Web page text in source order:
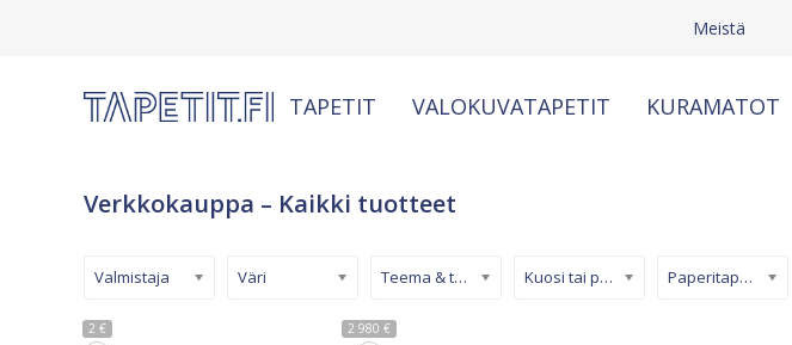
Meistä
TAPETIT VALOKUVATAPETIT KURAMATOT
Verkkokauppa – Kaikki tuotteet
2 € 2 980 €
Valmistaja Väri Teema & tyyli Kuosi tai pinta Paperitapetti